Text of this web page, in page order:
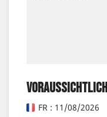
FR : 11/08/2026